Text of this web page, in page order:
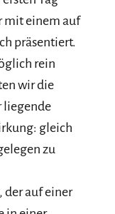
mit einem auf
präsentiert.
rein
wir die
liegende
gleich
zu
, der auf einer